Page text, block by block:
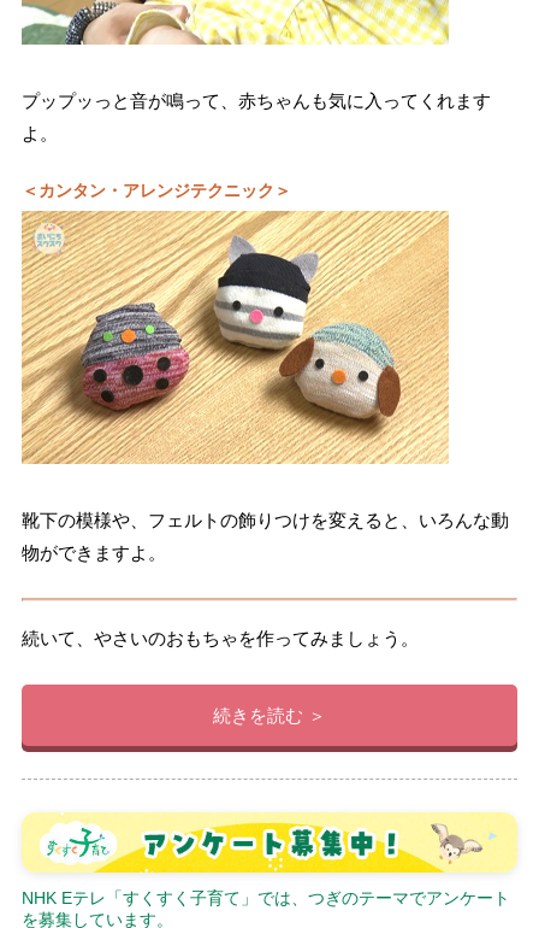
プップッっと音が鳴って、赤ちゃんも気に入ってくれます
よ。
＜カンタン・アレンジテクニック＞
靴下の模様や、フェルトの飾りつけを変えると、いろんな動
物ができますよ。
続いて、やさいのおもちゃを作ってみましょう。
続きを読む ＞
NHK Eテレ「すくすく子育て」では、つぎのテーマでアンケート
を募集しています。